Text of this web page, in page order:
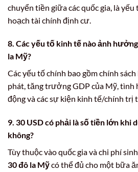
chuyển tiền giữa các quốc gia, là
hoạch tài chính định cư.
8. Các yếu tố kinh tế nào ảnh
la Mỹ?
Các yếu tố chính bao gồm chính
phát, tăng trưởng GDP của Mỹ,
động và các sự kiện kinh tế/chính trị
9. 30 USDcó phải là số tiền lớn khi
không?
Tùy thuộc vào quốc gia và chi phí
30 đô la Mỹcó thể đủ cho một bữa